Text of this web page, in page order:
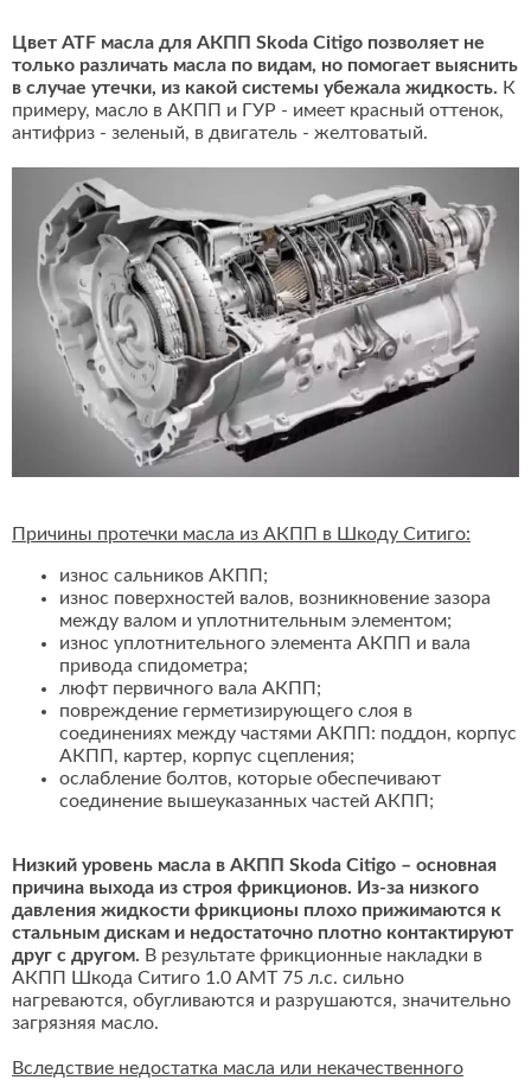
Цвет ATF масла для АКПП Skoda Citigo позволяет не
только различать масла по видам, но помогает выяснить
в случае утечки, из какой системы убежала жидкость. К
примеру, масло в АКПП и ГУР - имеет красный оттенок,
антифриз - зеленый, в двигатель - желтоватый.
Причины протечки масла из АКПП в Шкоду Ситиго:
износ сальников АКПП;
износ поверхностей валов, возникновение зазора
между валом и уплотнительным элементом;
износ уплотнительного элемента АКПП и вала
привода спидометра;
люфт первичного вала АКПП;
повреждение герметизирующего слоя в
соединениях между частями АКПП: поддон, корпус
АКПП, картер, корпус сцепления;
ослабление болтов, которые обеспечивают
соединение вышеуказанных частей АКПП;
Низкий уровень масла в АКПП Skoda Citigo – основная
причина выхода из строя фрикционов. Из-за низкого
давления жидкости фрикционы плохо прижимаются к
стальным дискам и недостаточно плотно контактируют
друг с другом. В результате фрикционные накладки в
АКПП Шкода Ситиго 1.0 AMT 75 л.с. сильно
нагреваются, обугливаются и разрушаются, значительно
загрязняя масло.
Вследствие недостатка масла или некачественного